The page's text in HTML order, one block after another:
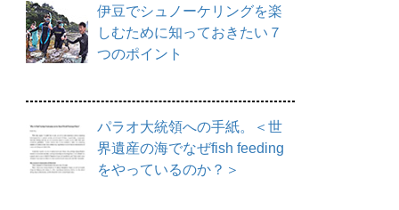
伊豆でシュノーケリングを楽
しむために知っておきたい７
つのポイント
パラオ大統領への手紙。＜世
界遺産の海でなぜfish feeding
をやっているのか？＞